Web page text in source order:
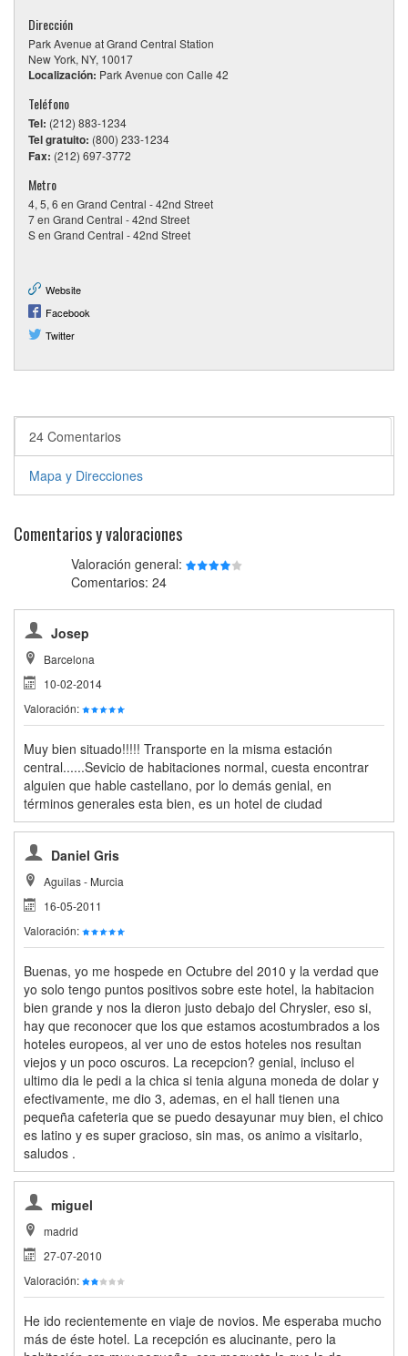
Dirección
Park Avenue at Grand Central Station
New York, NY, 10017
Localización: Park Avenue con Calle 42
Teléfono
Tel: (212) 883-1234
Tel gratuito: (800) 233-1234
Fax: (212) 697-3772
Metro
4, 5, 6 en Grand Central - 42nd Street
7 en Grand Central - 42nd Street
S en Grand Central - 42nd Street
Website
Facebook
Twitter
24 Comentarios
Mapa y Direcciones
Comentarios y valoraciones
Valoración general:
Comentarios: 24
Josep
Barcelona
10-02-2014
Valoración:
Muy bien situado!!!!! Transporte en la misma estación
central......Sevicio de habitaciones normal, cuesta encontrar
alguien que hable castellano, por lo demás genial, en
términos generales esta bien, es un hotel de ciudad
Daniel Gris
Aguilas - Murcia
16-05-2011
Valoración:
Buenas, yo me hospede en Octubre del 2010 y la verdad que
yo solo tengo puntos positivos sobre este hotel, la habitacion
bien grande y nos la dieron justo debajo del Chrysler, eso si,
hay que reconocer que los que estamos acostumbrados a los
hoteles europeos, al ver uno de estos hoteles nos resultan
viejos y un poco oscuros. La recepcion? genial, incluso el
ultimo dia le pedi a la chica si tenia alguna moneda de dolar y
efectivamente, me dio 3, ademas, en el hall tienen una
pequeña cafeteria que se puedo desayunar muy bien, el chico
es latino y es super gracioso, sin mas, os animo a visitarlo,
saludos .
miguel
madrid
27-07-2010
Valoración:
He ido recientemente en viaje de novios. Me esperaba mucho
más de éste hotel. La recepción es alucinante, pero la